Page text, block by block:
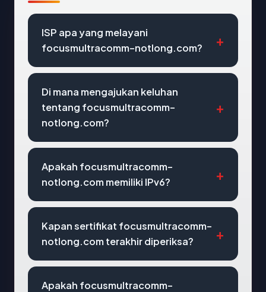
ISP apa yang melayani
focusmultracomm-notlong.com?
Di mana mengajukan keluhan
tentang focusmultracomm-
notlong.com?
Apakah focusmultracomm-
notlong.com memiliki IPv6?
Kapan sertifikat focusmultracomm-
notlong.com terakhir diperiksa?
Apakah focusmultracomm-